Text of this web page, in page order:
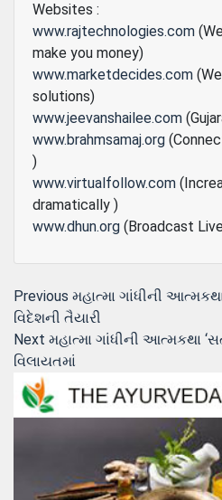
Websites :
www.rajtechnologies.com
make you money)
www.marketdecides.com
solutions)
www.jeevanshailee.com
www.brahmsamaj.org
)
www.virtualfollow.com
dramatically )
www.dhun.org (Broadcast
Post
navigation
Previous Previous
post:
મહાત્મા ગાંધીની
વિદેશની તૈયારી
Next Next
post:
મહાત્મા ગાંધીની આત્મકથા
વિલાયતમાં